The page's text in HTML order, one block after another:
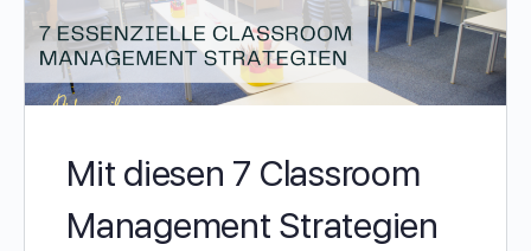
Mit diesen 7 Classroom
Management Strategien